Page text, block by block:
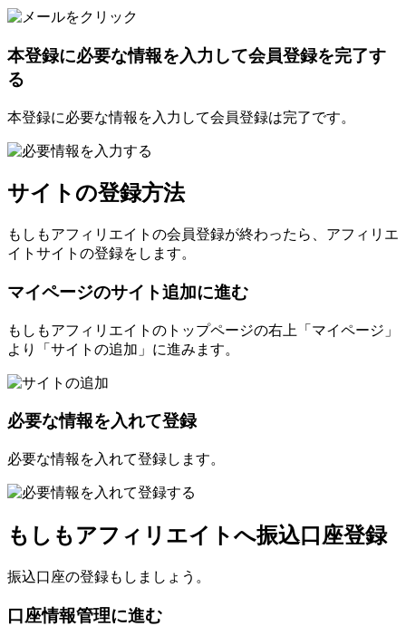
本登録に必要な情報を入力して会員登録を完了す
る
本登録に必要な情報を入力して会員登録は完了です。
サイトの登録方法
もしもアフィリエイトの会員登録が終わったら、アフィリエ
イトサイトの登録をします。
マイページのサイト追加に進む
もしもアフィリエイトのトップページの右上「マイページ」
より「サイトの追加」に進みます。
必要な情報を入れて登録
必要な情報を入れて登録します。
もしもアフィリエイトへ振込口座登録
振込口座の登録もしましょう。
口座情報管理に進む